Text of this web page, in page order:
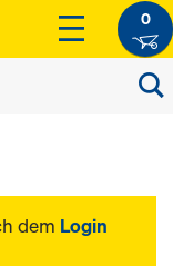
0
dem Login